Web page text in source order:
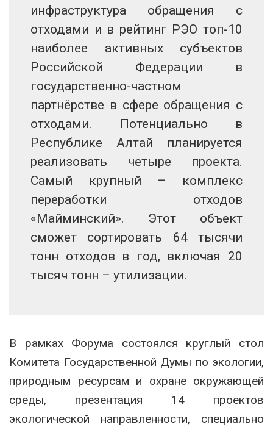
инфраструктура обращения с
отходами и в рейтинг РЭО топ-10
наиболее активных субъектов
Российской Федерации в
государственно-частном
партнёрстве в сфере обращения с
отходами. Потенциально в
Республике Алтай планируется
реализовать четыре проекта.
Самый крупный – комплекс
переработки отходов
«Майминский». Этот объект
сможет сортировать 64 тысячи
тонн отходов в год, включая 20
тысяч тонн – утилизации.
В рамках Форума состоялся круглый стол
Комитета Государственной Думы по экологии,
природным ресурсам и охране окружающей
среды, презентация 14 проектов
экологической направленности, специально